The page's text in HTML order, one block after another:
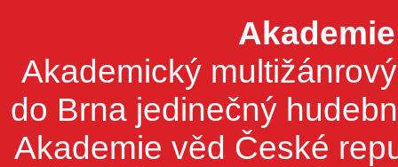
Akademický
do Brna jedinečný
Akademie věd České